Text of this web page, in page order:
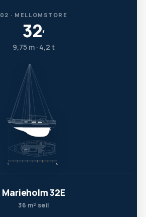
02 · MELLOMSTORE
32′
9,75 m · 4,2 t
Marieholm 32E
36 m² seil